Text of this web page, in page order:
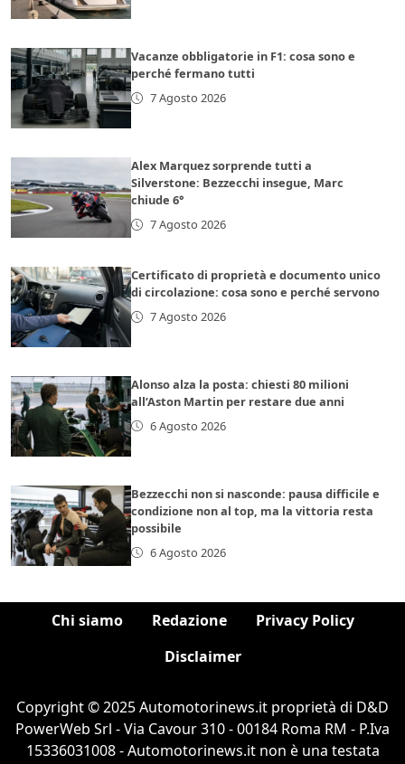
Vacanze obbligatorie in F1: cosa sono e
perché fermano tutti
7 Agosto 2026
Alex Marquez sorprende tutti a
Silverstone: Bezzecchi insegue, Marc
chiude 6°
7 Agosto 2026
Certificato di proprietà e documento unico
di circolazione: cosa sono e perché servono
7 Agosto 2026
Alonso alza la posta: chiesti 80 milioni
all’Aston Martin per restare due anni
6 Agosto 2026
Bezzecchi non si nasconde: pausa difficile e
condizione non al top, ma la vittoria resta
possibile
6 Agosto 2026
Chi siamo Redazione
Privacy Policy
Disclaimer
Copyright © 2025 Automotorinews.it proprietà di D&D
PowerWeb Srl - Via Cavour 310 - 00184 Roma RM - P.Iva
15336031008 - Automotorinews.it non è una testata